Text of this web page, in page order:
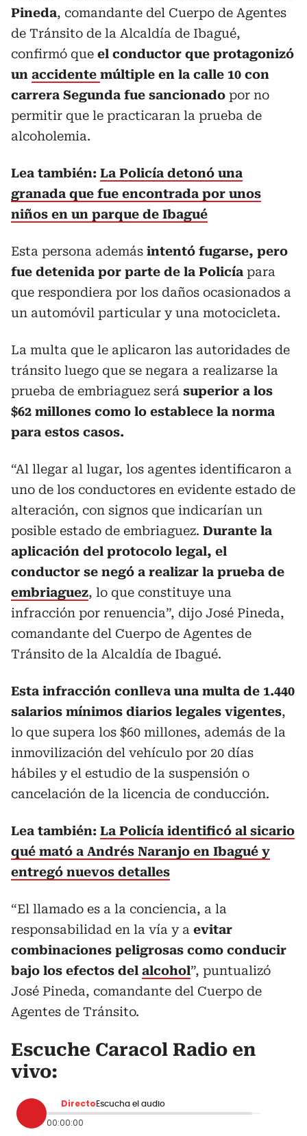
Pineda, comandante del Cuerpo de Agentes
de Tránsito de la Alcaldía de Ibagué,
confirmó que el conductor que protagonizó
un accidente múltiple en la calle 10 con
carrera Segunda fue sancionado por no
permitir que le practicaran la prueba de
alcoholemia.
Lea también: La Policía detonó una
granada que fue encontrada por unos
niños en un parque de Ibagué
Esta persona además intentó fugarse, pero
fue detenida por parte de la Policía para
que respondiera por los daños ocasionados a
un automóvil particular y una motocicleta.
La multa que le aplicaron las autoridades de
tránsito luego que se negara a realizarse la
prueba de embriaguez será superior a los
$62 millones como lo establece la norma
para estos casos.
“Al llegar al lugar, los agentes identificaron a
uno de los conductores en evidente estado de
alteración, con signos que indicarían un
posible estado de embriaguez. Durante la
aplicación del protocolo legal, el
conductor se negó a realizar la prueba de
embriaguez, lo que constituye una
infracción por renuencia”, dijo José Pineda,
comandante del Cuerpo de Agentes de
Tránsito de la Alcaldía de Ibagué.
Esta infracción conlleva una multa de 1.440
salarios mínimos diarios legales vigentes,
lo que supera los $60 millones, además de la
inmovilización del vehículo por 20 días
hábiles y el estudio de la suspensión o
cancelación de la licencia de conducción.
Lea también: La Policía identificó al sicario
qué mató a Andrés Naranjo en Ibagué y
entregó nuevos detalles
“El llamado es a la conciencia, a la
responsabilidad en la vía y a evitar
combinaciones peligrosas como conducir
bajo los efectos del alcohol”, puntualizó
José Pineda, comandante del Cuerpo de
Agentes de Tránsito.
Escuche Caracol Radio en
vivo:
Directo Escucha el audio
00:00:00